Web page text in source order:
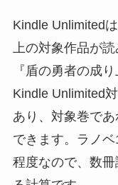
Kindle Unlimited
上の対象作品が
『盾の勇者の成
Kindle Unlimited
あり、対象巻で
できます。ラノ
程度なので、数